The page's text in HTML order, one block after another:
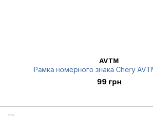
AVTM
Рамка номерного знака Chery
99 грн